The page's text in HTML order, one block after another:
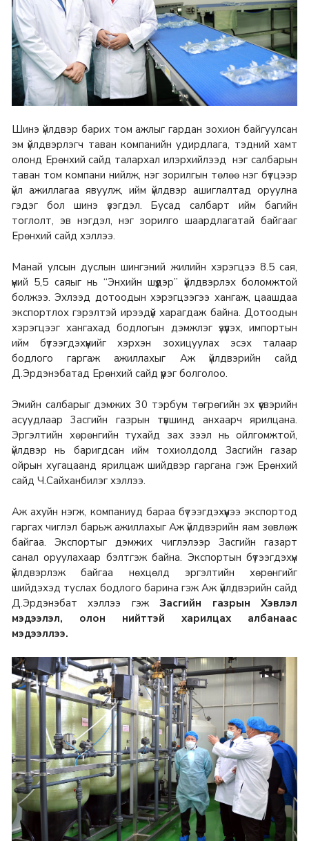
Шинэ үйлдвэр барих том ажлыг гардан зохион байгуулсан
эм үйлдвэрлэгч таван компанийн удирдлага, тэдний хамт
олонд Ерөнхий сайд талархал илэрхийлээд нэг салбарын
таван том компани нийлж, нэг зорилгын төлөө нэг бүтцээр
үйл ажиллагаа явуулж, ийм үйлдвэр ашиглалтад оруулна
гэдэг бол шинэ үзэгдэл. Бусад салбарт ийм багийн
тоглолт, эв нэгдэл, нэг зорилго шаардлагатай байгааг
Ерөнхий сайд хэллээ.
Манай улсын дуслын шингэний жилийн хэрэгцээ 8.5 сая,
үүний 5,5 саяыг нь “Энхийн шүүдэр” үйлдвэрлэх боломжтой
болжээ. Эхлээд дотоодын хэрэгцээгээ хангаж, цаашдаа
экспортлох гэрэлтэй ирээдүй харагдаж байна. Дотоодын
хэрэгцээг хангахад бодлогын дэмжлэг үзүүлэх, импортын
ийм бүтээгдэхүүнийг хэрхэн зохицуулах эсэх талаар
бодлого гаргаж ажиллахыг Аж үйлдвэрийн сайд
Д.Эрдэнэбатад Ерөнхий сайд үүрэг болголоо.
Эмийн салбарыг дэмжих 30 тэрбум төгрөгийн эх үүсвэрийн
асуудлаар 3асгийн газрын түвшинд анхаарч ярилцана.
Эргэлтийн хөрөнгийн тухайд зах зээл нь ойлгомжтой,
үйлдвэр нь баригдсан ийм тохиолдолд Засгийн газар
ойрын хугацаанд ярилцаж шийдвэр гаргана гэж Ерөнхий
сайд Ч.Сайханбилэг хэллээ.
Аж ахуйн нэгж, компаниуд бараа бүтээгдэхүүнээ экспортод
гаргах чиглэл барьж ажиллахыг Аж үйлдвэрийн яам зөвлөж
байгаа. Экспортыг дэмжих чиглэлээр Засгийн газарт
санал оруулахаар бэлтгэж байна. Экспортын бүтээгдэхүүн
үйлдвэрлэж байгаа нөхцөлд эргэлтийн хөрөнгийг
шийдэхэд туслах бодлого барина гэж Аж үйлдвэрийн сайд
Д.Эрдэнэбат хэллээ гэжЗасгийн газрын Хэвлэл
мэдээлэл, олон нийттэй харилцах албанаас
мэдээллээ.